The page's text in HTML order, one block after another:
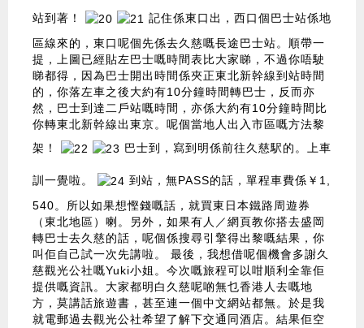
站到著！
記住係東口出，西口個巴士站係地
區線來的，東口呢個先係去久慈嘅長途巴士站。順帶一
提，上圖已經貼左巴士嘅時間表比大家睇，不過你唔駛
睇都得，因為巴士開出時間係夾正東北新幹線到站時間
的，你落左車之後大約有10分鐘時間轉巴士，反而亦
然，巴士到達二戶站嘅時間，亦係大約有10分鐘時間比
你轉東北新幹線出東京。呢個當地人出入市區嘅方法黎
架！
巴士到，寫到明係前往久慈駅的。上車
訓一覺啦。
到站，無PASS的話，單程車費係￥1,
540。所以如果想慳錢嘅話，就買東日本鐵路周遊券
（東北地區）喇。另外，如果有人／網頁教你搭去盛岡
轉巴士去久慈的話，呢個係搜尋引擎得出黎嘅結果，你
叫佢自己試一次先講啦。 最後，我想借呢個機會多謝久
慈觀光公社嘅Yuki小姐。今次嘅旅程可以咁順利全靠佢
提供嘅資訊。大家都明白久慈呢啲無乜香港人去嘅地
方，莫講話旅遊書，甚至連一個中文網站都無。於是我
就電郵過去觀光公社希望了解下交通同酒店。結果佢空